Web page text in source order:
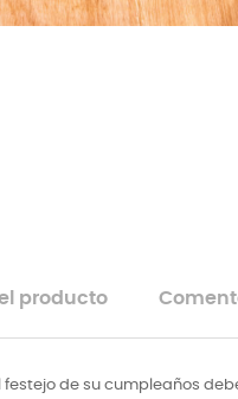
producto
de su cumpleaños